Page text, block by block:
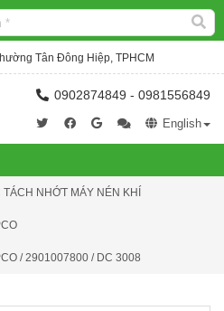
Tân Đông Hiệp, TPHCM
0902874849 - 0981556849
English
TÁCH NHỚT MÁY NÉN KHÍ
/ 2901007800 / DC 3008